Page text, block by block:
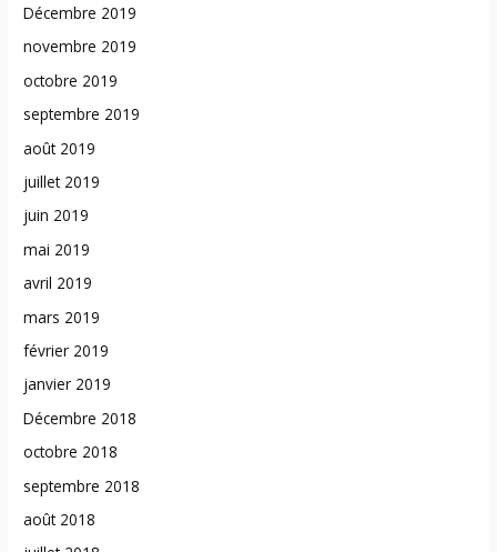
Décembre 2019
novembre 2019
octobre 2019
septembre 2019
août 2019
juillet 2019
juin 2019
mai 2019
avril 2019
mars 2019
février 2019
janvier 2019
Décembre 2018
octobre 2018
septembre 2018
août 2018